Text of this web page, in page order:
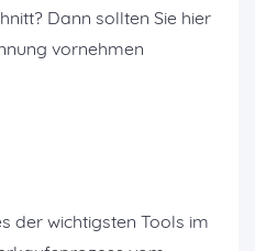
Dann sollten Sie hier
vornehmen
der wichtigsten Tools im